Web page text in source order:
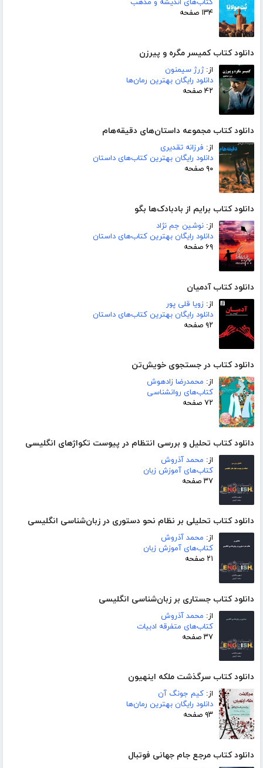
کتاب‌های اندیشه و مذهب
۱۳۴ صفحه
دانلود کتاب کمیسر مگره و پیرزن
از:ژرژ سیمنون
دانلود رایگان بهترین رمان‌ها
۴۲ صفحه
دانلود کتاب مجموعه داستان‌های دقیقه‌هام
از: فرزانه تقدیری
دانلود رایگان بهترین کتاب‌های داستان
۹۰ صفحه
دانلود کتاب برایم از بادبادک‌ها بگو
از: نوشین جم نژاد
دانلود رایگان بهترین کتاب‌های داستان
۶۹ صفحه
دانلود کتاب آدمیان
از: زویا قلی پور
دانلود رایگان بهترین کتاب‌های داستان
۹۲ صفحه
دانلود کتاب در جستجوی خویش‌تن
از: محمدرضا زادهوش
کتاب‌های روانشناسی
۷۲ صفحه
دانلود کتاب تحلیل و بررسی انتظام در پیوست تکواژهای انگلیسی
از: محمد آذروش
کتاب‌های آموزش زبان
۳۷ صفحه
دانلود کتاب تحلیلی بر نظام نحو دستوری در زبان‌شناسی انگلیسی
از: محمد آذروش
کتاب‌های آموزش زبان
۲۱ صفحه
دانلود کتاب جستاری بر زبان‌شناسی انگلیسی
از: محمد آذروش
کتاب‌های متفرقه ادبیات
۳۷ صفحه
دانلود کتاب سرگذشت ملکه اینهیون
از: کیم جونگ آن
دانلود رایگان بهترین رمان‌ها
۹۳ صفحه
دانلود کتاب مرجع جام جهانی فوتبال